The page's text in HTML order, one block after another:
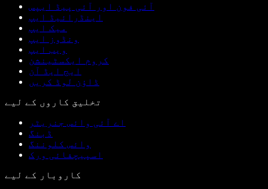
آئی فون اور آئی پیڈ ایپس
اینڈرائیڈ ایپ
میک ایپ
ونڈوز ایپ
ویب ایپ
کروم ایکسٹینشن
ایج ایڈ آن
ڈاؤن لوڈ کریں
تخلیق کاروں کے لیے
اے آئی وائس جنریٹر
ڈبنگ
وائس کلوننگ
اسپیچفائی ورک
کاروبار کے لیے